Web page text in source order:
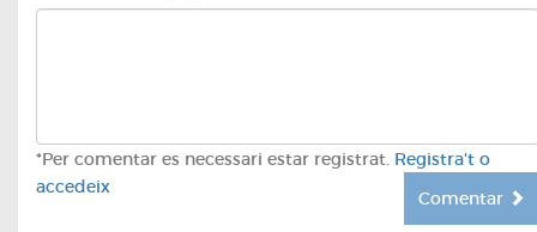
*Per comentar es necessari estar registrat. Registra't o
accedeix
Comentar